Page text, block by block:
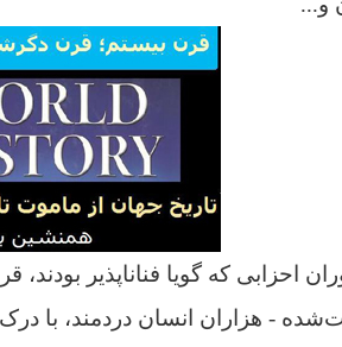
احزابی كه گويا فناناپذير بودند،
- هزاران انسان دردمند، با